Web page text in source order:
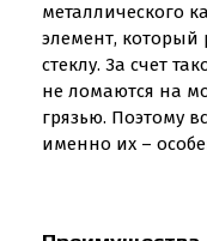
металлического
элемент,
стеклу. За счет
не ломаются на
грязью. Поэтому
именно их –